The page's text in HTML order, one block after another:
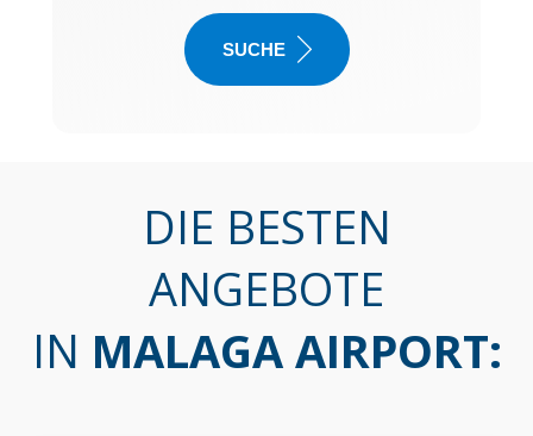
SUCHE
DIE BESTEN
ANGEBOTE
IN MALAGA AIRPORT: